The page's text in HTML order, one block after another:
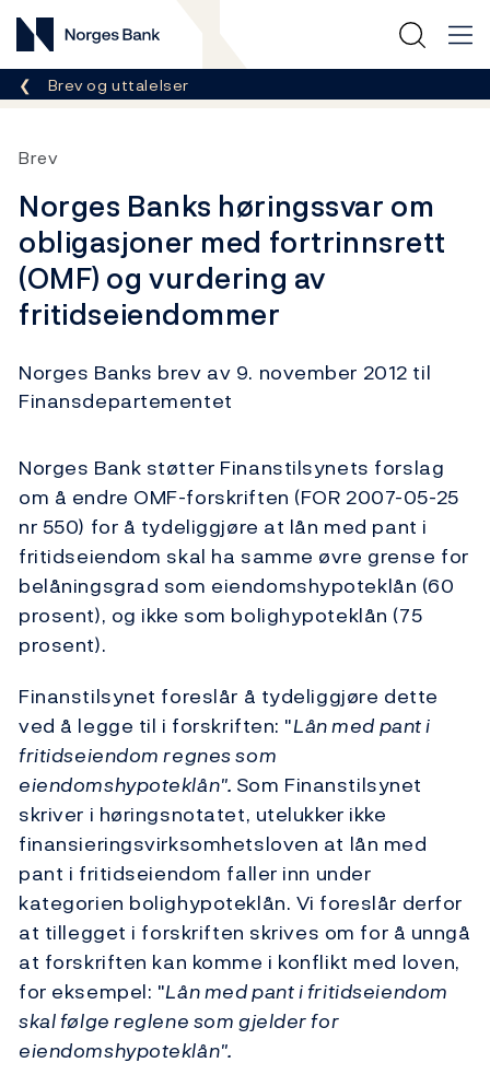
Norges Bank
Her er du nå:
Brev og uttalelser
Brev
Norges Banks høringssvar om
obligasjoner med fortrinnsrett
(OMF) og vurdering av
fritidseiendommer
Norges Banks brev av 9. november 2012 til
Finansdepartementet
Norges Bank støtter Finanstilsynets forslag
om å endre OMF-forskriften (FOR 2007-05-25
nr 550) for å tydeliggjøre at lån med pant i
fritidseiendom skal ha samme øvre grense for
belåningsgrad som eiendomshypoteklån (60
prosent), og ikke som bolighypoteklån (75
prosent).
Finanstilsynet foreslår å tydeliggjøre dette
ved å legge til i forskriften: "Lån med pant i
fritidseiendom regnes som
eiendomshypoteklån". Som Finanstilsynet
skriver i høringsnotatet, utelukker ikke
finansieringsvirksomhetsloven at lån med
pant i fritidseiendom faller inn under
kategorien bolighypoteklån. Vi foreslår derfor
at tillegget i forskriften skrives om for å unngå
at forskriften kan komme i konflikt med loven,
for eksempel: "Lån med pant i fritidseiendom
skal følge reglene som gjelder for
eiendomshypoteklån".